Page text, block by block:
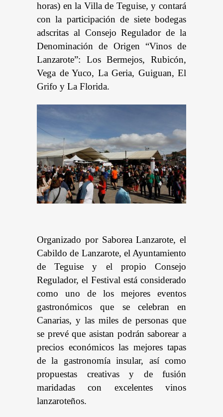
horas) en la Villa de Teguise, y contará
con la participación de siete bodegas
adscritas al Consejo Regulador de la
Denominación de Origen “Vinos de
Lanzarote”: Los Bermejos, Rubicón,
Vega de Yuco, La Geria, Guiguan, El
Grifo y La Florida.
Organizado por Saborea Lanzarote, el
Cabildo de Lanzarote, el Ayuntamiento
de Teguise y el propio Consejo
Regulador, el Festival está considerado
como uno de los mejores eventos
gastronómicos que se celebran en
Canarias, y las miles de personas que
se prevé que asistan podrán saborear a
precios económicos las mejores tapas
de la gastronomía insular, así como
propuestas creativas y de fusión
maridadas con excelentes vinos
lanzaroteños.